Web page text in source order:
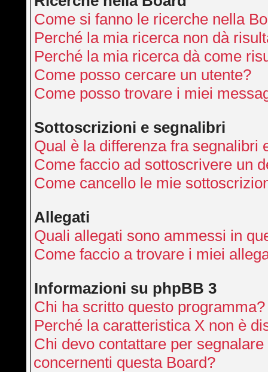
Come si fanno le ricerche nella
Perché la mia ricerca non dà
Perché la mia ricerca dà come
Come posso cercare un utente?
Come posso trovare i miei
Sottoscrizioni e segnalibri
Qual è la differenza fra segnalibri
Come faccio ad sottoscrivere un
Come cancello le mie
Allegati
Quali allegati sono ammessi in
Come faccio a trovare i miei
Informazioni su phpBB 3
Chi ha scritto questo programma?
Perché la caratteristica X non è
Chi devo contattare per
concernenti questa Board?